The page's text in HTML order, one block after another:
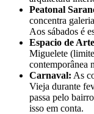
Peatonal
concentra
Aos sábados é
Espacio de
Miguelete
contemporânea
Carnaval: As
Vieja durante
passa pelo
isso em conta.